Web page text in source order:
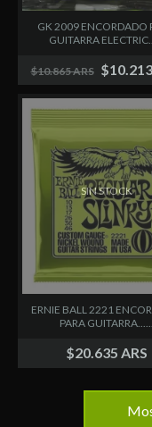
GK 2009 ENCORDADO
GUITARRA
$10.865 ARS
SIN STOCK
ERNIE BALL 2221
PARA GUITARRA......
$20.635 ARS